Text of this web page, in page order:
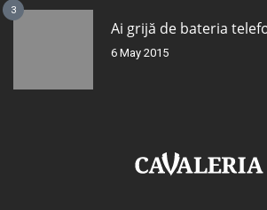
3
Ai grijă de bateria
6 May 2015